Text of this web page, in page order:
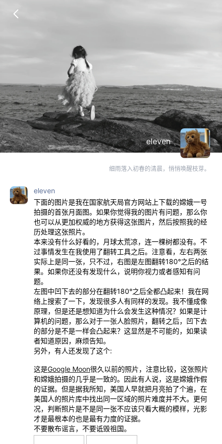
eleven
细雨落入初春的清晨，悄悄唤醒枝芽。
eleven
下面的图片是我在国家航天局官方网站上下载的嫦娥一号
拍摄的首张月面图。如果你觉得我的图片有问题，那么你
也可以从更加权威的地方获得这张图片，然后按照我的经
历处理这张照片。
本来没有什么好看的，月球太荒凉，连一棵树都没有。不
过事情发生在我使用了翻转工具之后。注意看，左右两张
实际上是同一张，只不过，右图是左图翻转180°之后的结
果。如果你还没有发现什么，说明你视力或者感知有问
题。
左图中凹下去的部分在翻转180°之后全都凸起来！我在网
络上搜索了一下，发现很多人有同样的发现。我不懂成像
原理，但是还是想知道为什么会发生这种情况？如果是计
算机的问题，那么对于一张人脸照片，翻转之后，凹下去
的部分是不是一样会凸起来？这显然是不可能的，如果读
者知道原因，麻烦告知。
另外，有人还发现了这个:
这是Google Moon很久以前的照片，注意比较，这张照片
和嫦娥拍摄的几乎是一致的。因此有人说，这是嫦娥作假
的证据。但是据我所知，美国人早就把月亮拍了个遍，在
美国人的照片库中找出同一区域的照片难度并不大。更何
况，判断照片是不是同一张不应该只看大概的模样，光影
才是最根本的也是最有力度的证据。
不要散布谣言，不要诋毁祖国。